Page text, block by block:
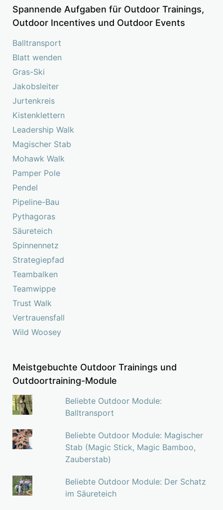
Spannende Aufgaben für Outdoor Trainings,
Outdoor Incentives und Outdoor Events
Balltransport
Blatt wenden
Gras-Ski
Jakobsleiter
Jurtenkreis
Kistenklettern
Leadership Walk
Magischer Stab
Mohawk Walk
Pamper Pole
Pendel
Pipeline-Bau
Pythagoras
Säureteich
Spinnennetz
Strategiepfad
Teambalken
Teamwippe
Trust Walk
Vertrauensfall
Wild Woosey
Meistgebuchte Outdoor Trainings und
Outdoortraining-Module
Beliebte Outdoor Module:
Balltransport
Beliebte Outdoor Module: Magischer
Stab (Magic Stick, Magic Bamboo,
Zauberstab)
Beliebte Outdoor Module: Der Schatz
im Säureteich